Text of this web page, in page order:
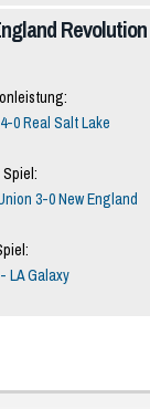
Revolution
0 Real Salt Lake
3-0 New England
LA Galaxy